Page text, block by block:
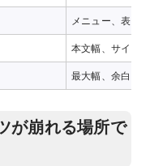
メニュー、表、
本文幅、サイド
最大幅、余白、
が崩れる場所で